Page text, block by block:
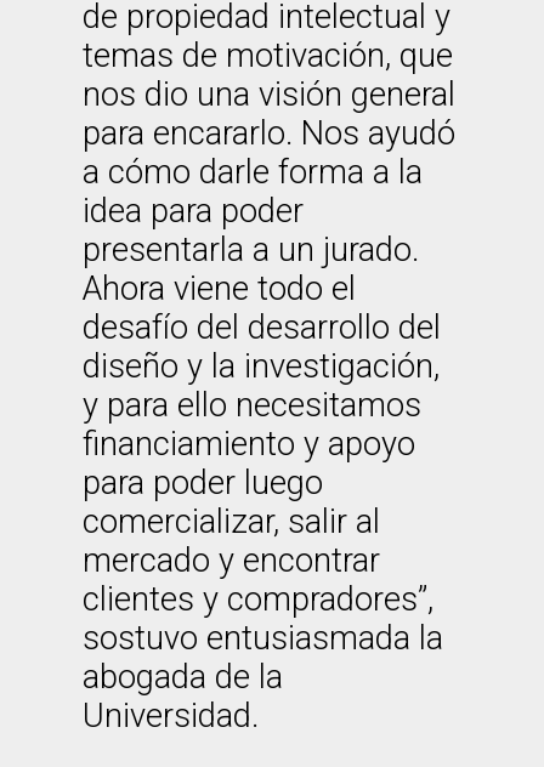
de propiedad intelectual y
temas de motivación, que
nos dio una visión general
para encararlo. Nos ayudó
a cómo darle forma a la
idea para poder
presentarla a un jurado.
Ahora viene todo el
desafío del desarrollo del
diseño y la investigación,
y para ello necesitamos
financiamiento y apoyo
para poder luego
comercializar, salir al
mercado y encontrar
clientes y compradores”,
sostuvo entusiasmada la
abogada de la
Universidad.